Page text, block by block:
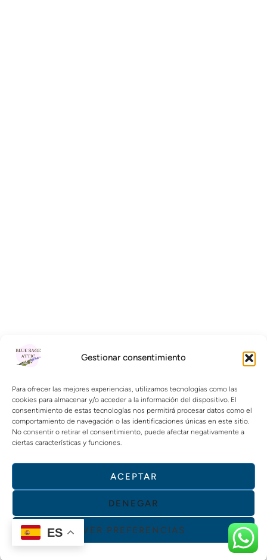
Gestionar consentimiento
Para ofrecer las mejores experiencias, utilizamos tecnologías como las
cookies para almacenar y/o acceder a la información del dispositivo. El
consentimiento de estas tecnologías nos permitirá procesar datos como el
comportamiento de navegación o las identificaciones únicas en este sitio.
No consentir o retirar el consentimiento, puede afectar negativamente a
ciertas características y funciones.
ACEPTAR
DENEGAR
VER PREFERENCIAS
ES